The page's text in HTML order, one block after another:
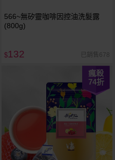
566~無矽靈咖啡因控油洗髮露
(800g)
$132 已銷售678
瘋殺
74折